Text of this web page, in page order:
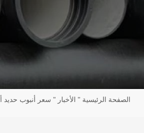
الصفحة الرئيسية " الأخبار " سعر أنبوب حديد أسود 1 بوصة 20 قدم 2025: نصائح للشراء وتفاصيل